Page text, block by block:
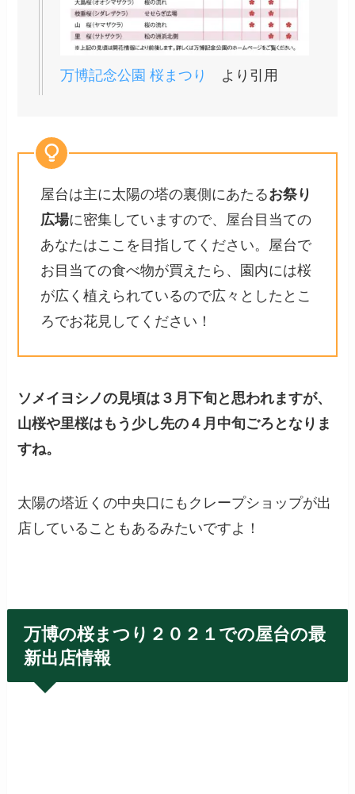
万博記念公園 桜まつり より引用
屋台は主に太陽の塔の裏側にあたるお祭り
広場に密集していますので、屋台目当ての
あなたはここを目指してください。屋台で
お目当ての食べ物が買えたら、園内には桜
が広く植えられているので広々としたとこ
ろでお花見してください！
ソメイヨシノの見頃は３月下旬と思われますが、
山桜や里桜はもう少し先の４月中旬ごろとなりま
すね。
太陽の塔近くの中央口にもクレープショップが出
店していることもあるみたいですよ！
万博の桜まつり２０２１での屋台の最
新出店情報